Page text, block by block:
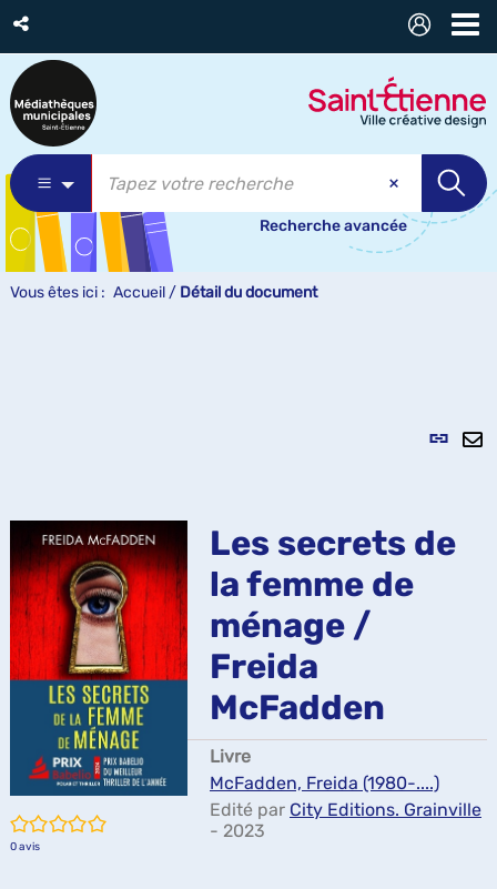
Recherche avancée
Vous êtes ici : Accueil / Détail du document
Lien
/5
0avis
Les secrets de
la femme de
ménage /
Freida
McFadden
Livre
McFadden, Freida (1980-....)
Edité par City Editions. Grainville
- 2023